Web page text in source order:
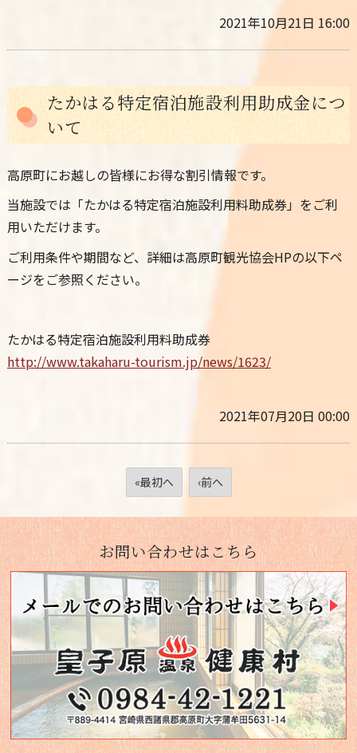
2021年10月21日 16:00
たかはる特定宿泊施設利用助成金につ
いて
高原町にお越しの皆様にお得な割引情報です。
当施設では「たかはる特定宿泊施設利用料助成券」をご利
用いただけます。
ご利用条件や期間など、詳細は高原町観光協会HPの以下ペ
ージをご参照ください。
たかはる特定宿泊施設利用料助成券
http://www.takaharu-tourism.jp/news/1623/
2021年07月20日 00:00
«最初へ ‹前へ
お問い合わせはこちら